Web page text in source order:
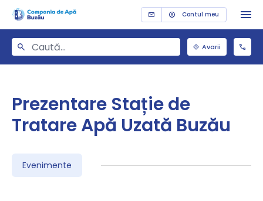
Contul meu
Avarii
Prezentare Stație de
Tratare Apă Uzată Buzău
Evenimente